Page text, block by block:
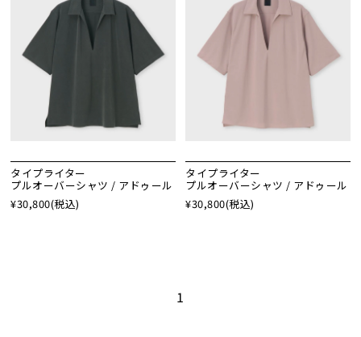
タイプライター
プルオーバーシャツ / アドゥール
¥30,800(税込)
タイプライター
プルオーバーシャツ / アドゥール
¥30,800(税込)
1